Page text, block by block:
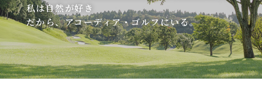
私は自然が好き
だから、アコーディア・ゴルフにいる。